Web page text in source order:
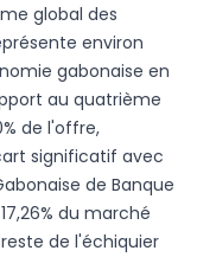
global des
environ
gabonaise en
au quatrième
de l'offre,
significatif avec
de Banque
du marché
de l'échiquier